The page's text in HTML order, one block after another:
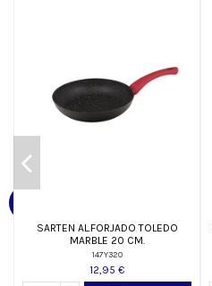
SARTEN AL.FORJADO TOLEDO
MARBLE 20 CM.
147Y320
12,95 €